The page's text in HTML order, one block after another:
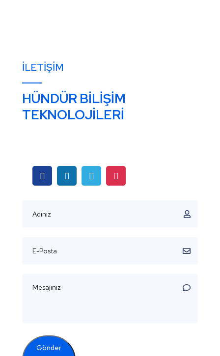
İLETIŞIM
HÜNDÜR BİLİŞİM
TEKNOLOJİLERİ
Gönder